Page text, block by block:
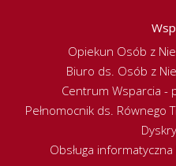
Opiekun Osób z
Biuro ds. Osób z
Centrum Wsparcia -
Pełnomocnik ds. Równego
Obsługa